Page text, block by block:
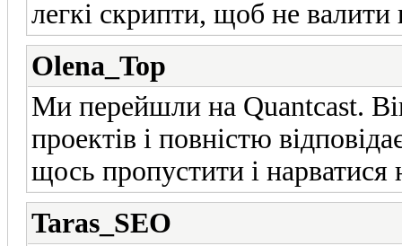
легкі скрипти, щоб не валити
Olena_Top
Ми перейшли на Quantcast.
проектів і повністю
щось пропустити і нарватися
Taras_SEO